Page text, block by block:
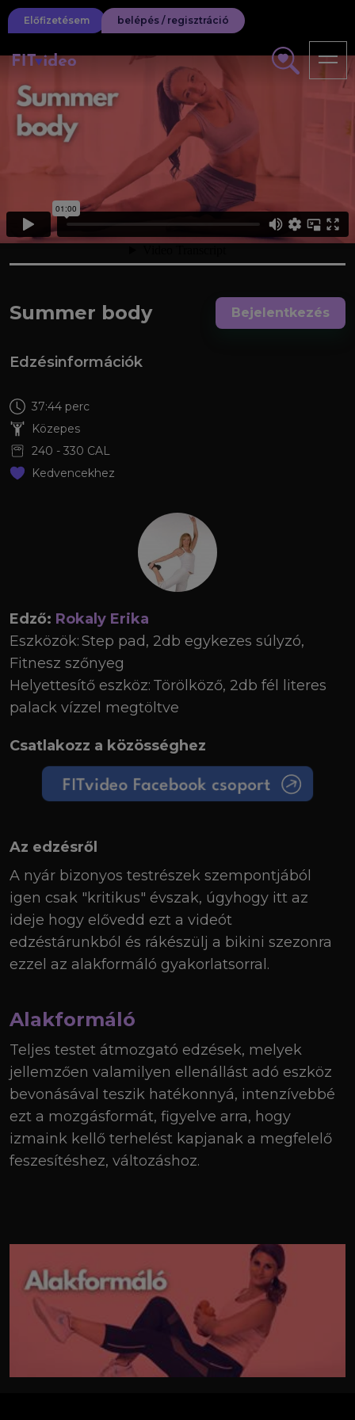
Előfizetésem belépés / regisztráció
Summer body Bejelentkezés
Edzésinformációk
37:44 perc
Közepes
240 - 330 CAL
Kedvencekhez
Edző: Rokaly Erika
Eszközök:Step pad, 2db egykezes súlyzó,
Fitnesz szőnyeg
Helyettesítő eszköz: Törölköző, 2db fél literes
palack vízzel megtöltve
Csatlakozz a közösséghez
Az edzésről
A nyár bizonyos testrészek szempontjából
igen csak "kritikus" évszak, úgyhogy itt az
ideje hogy elővedd ezt a videót
edzéstárunkból és rákészülj a bikini szezonra
ezzel az alakformáló gyakorlatsorral.
Alakformáló
Teljes testet átmozgató edzések, melyek
jellemzően valamilyen ellenállást adó eszköz
bevonásával teszik hatékonnyá, intenzívebbé
ezt a mozgásformát, figyelve arra, hogy
izmaink kellő terhelést kapjanak a megfelelő
feszesítéshez, változáshoz.